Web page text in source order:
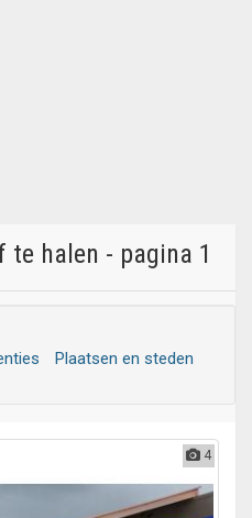
te halen - pagina 1
Plaatsen en steden
4